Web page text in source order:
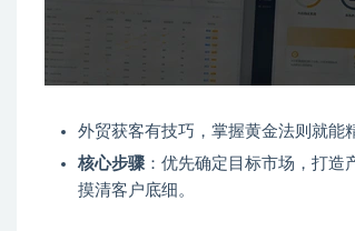
外贸获客有技巧，掌握黄金法则就能
核心步骤 ：优先确定目标市场，打
摸清客户底细。